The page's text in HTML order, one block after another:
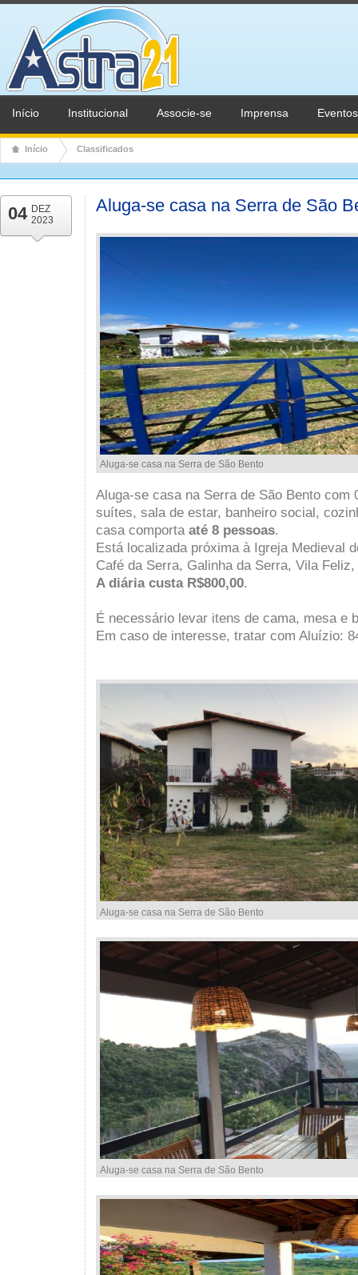
Início Institucional Associe-se Imprensa Eventos
Início Classificados
04 DEZ
2023
Aluga-se casa na Serra de São
Aluga-se casa na Serra de São Bento
Aluga-se casa na Serra de São Bento com
suítes, sala de estar, banheiro social,
casa comporta até 8 pessoas.
Está localizada próxima à Igreja Medieval
Café da Serra, Galinha da Serra, Vila
A diária custa R$800,00.
É necessário levar itens de cama, mesa e
Em caso de interesse, tratar com Aluízio:
Aluga-se casa na Serra de São Bento
Aluga-se casa na Serra de São Bento